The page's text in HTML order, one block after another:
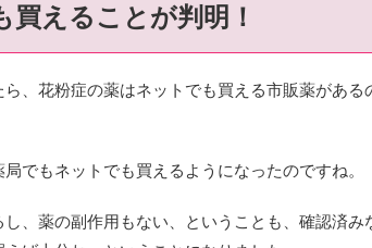
えることが判明！
、花粉症の薬はネットでも買える市販薬がある
でもネットでも買えるようになったのですね。
、薬の副作用もない、ということも、確認済み